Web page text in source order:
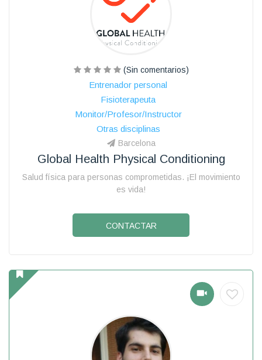
(Sin comentarios)
Entrenador personal
Fisioterapeuta
Monitor/Profesor/Instructor
Otras disciplinas
Barcelona
Global Health Physical Conditioning
Salud física para personas comprometidas. ¡El movimiento
es vida!
CONTACTAR